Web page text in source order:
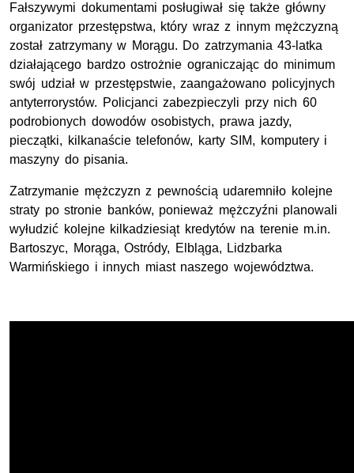
Fałszywymi dokumentami posługiwał się także główny
organizator przestępstwa, który wraz z innym mężczyzną
został zatrzymany w Morągu. Do zatrzymania 43-latka
działającego bardzo ostrożnie ograniczając do minimum
swój udział w przestępstwie, zaangażowano policyjnych
antyterrorystów. Policjanci zabezpieczyli przy nich 60
podrobionych dowodów osobistych, prawa jazdy,
pieczątki, kilkanaście telefonów, karty SIM, komputery i
maszyny do pisania.
Zatrzymanie mężczyzn z pewnością udaremniło kolejne
straty po stronie banków, ponieważ mężczyźni planowali
wyłudzić kolejne kilkadziesiąt kredytów na terenie m.in.
Bartoszyc, Morąga, Ostródy, Elbląga, Lidzbarka
Warmińskiego i innych miast naszego województwa.